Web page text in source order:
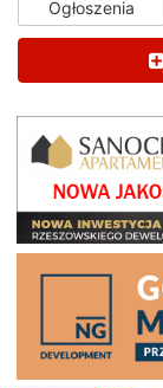
Ogłoszenia